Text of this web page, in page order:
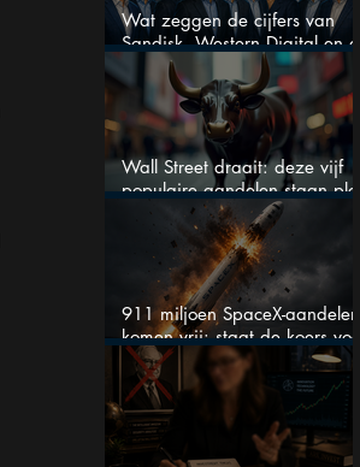
Wat zeggen de cijfers van
Sandisk, Western Digital en de
AI-Infrastructuur aandelen mij
werkelijk
Wall Street draait: deze vijf
populaire aandelen staan plots
onder spanning
911 miljoen SpaceX-aandelen
komen vrij: staat de koers voor
een nieuwe crash?